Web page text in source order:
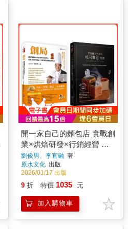
開一家自己的麵包店 實戰創
業×烘焙研發×行銷經營 套
書(共2本)：創局 從揉麵糰
的學徒到烘焙銷售王+李宜
融 頂尖風味吐司麵包全書
劉俊男、李宜融 著
原水文化 出版
2026/01/17 出版
9 折 特價 1035 元
加入購物車